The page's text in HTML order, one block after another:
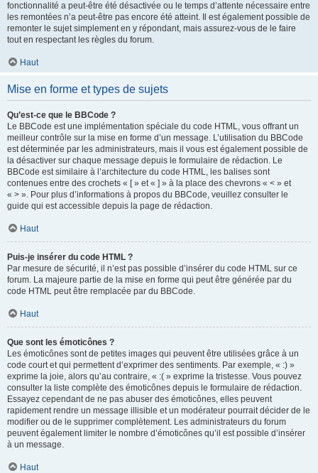
fonctionnalité a peut-être été désactivée ou le temps d’attente nécessaire entre
les remontées n’a peut-être pas encore été atteint. Il est également possible de
remonter le sujet simplement en y répondant, mais assurez-vous de le faire
tout en respectant les règles du forum.
Haut
Mise en forme et types de sujets
Qu’est-ce que le BBCode ?
Le BBCode est une implémentation spéciale du code HTML, vous offrant un
meilleur contrôle sur la mise en forme d’un message. L’utilisation du BBCode
est déterminée par les administrateurs, mais il vous est également possible de
la désactiver sur chaque message depuis le formulaire de rédaction. Le
BBCode est similaire à l’architecture du code HTML, les balises sont
contenues entre des crochets « [ » et « ] » à la place des chevrons « < » et
« > ». Pour plus d’informations à propos du BBCode, veuillez consulter le
guide qui est accessible depuis la page de rédaction.
Haut
Puis-je insérer du code HTML ?
Par mesure de sécurité, il n’est pas possible d’insérer du code HTML sur ce
forum. La majeure partie de la mise en forme qui peut être générée par du
code HTML peut être remplacée par du BBCode.
Haut
Que sont les émoticônes ?
Les émoticônes sont de petites images qui peuvent être utilisées grâce à un
code court et qui permettent d’exprimer des sentiments. Par exemple, « :) »
exprime la joie, alors qu’au contraire, « :( » exprime la tristesse. Vous pouvez
consulter la liste complète des émoticônes depuis le formulaire de rédaction.
Essayez cependant de ne pas abuser des émoticônes, elles peuvent
rapidement rendre un message illisible et un modérateur pourrait décider de le
modifier ou de le supprimer complètement. Les administrateurs du forum
peuvent également limiter le nombre d’émoticônes qu’il est possible d’insérer
à un message.
Haut